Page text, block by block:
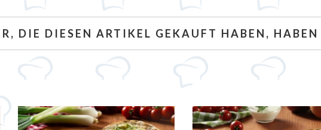
DIE DIESEN ARTIKEL GEKAUFT HABEN,